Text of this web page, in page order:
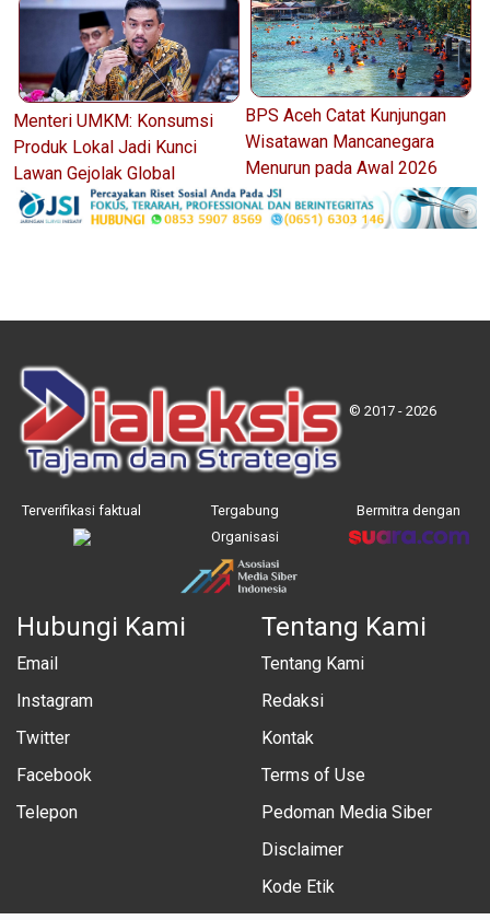
Menteri UMKM: Konsumsi
Produk Lokal Jadi Kunci
Lawan Gejolak Global
BPS Aceh Catat Kunjungan
Wisatawan Mancanegara
Menurun pada Awal 2026
© 2017 - 2026
Terverifikasi faktual
Tergabung
Organisasi
Bermitra dengan
Hubungi Kami
Email
Instagram
Twitter
Facebook
Telepon
Tentang Kami
Tentang Kami
Redaksi
Kontak
Terms of Use
Pedoman Media Siber
Disclaimer
Kode Etik